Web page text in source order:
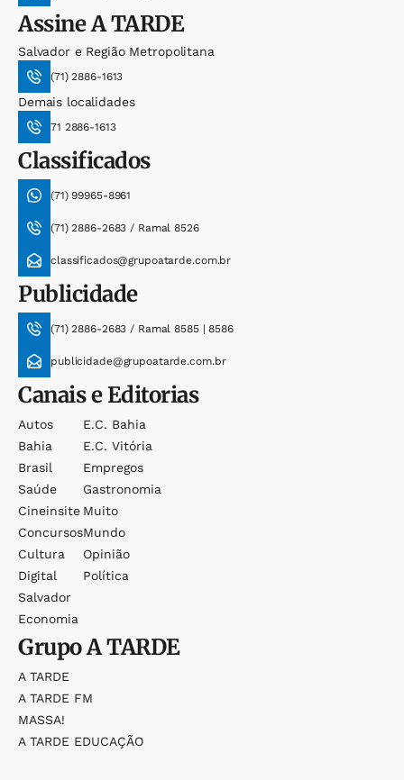
AssineA TARDE
Salvador e Região Metropolitana
(71) 2886-1613
Demais localidades
71 2886-1613
Classificados
(71) 99965-8961
(71) 2886-2683 / Ramal 8526
classificados@grupoatarde.com.br
Publicidade
(71) 2886-2683 / Ramal 8585 | 8586
publicidade@grupoatarde.com.br
Canais e Editorias
Autos
Bahia
Brasil
Saúde
Cineinsite
Concursos
Cultura
Digital
Salvador
Economia
E.c. Bahia
E.c. Vitória
Empregos
Gastronomia
Muito
Mundo
Opinião
Política
GrupoA TARDE
A TARDE
A TARDE FM
MASSA!
A TARDE EDUCAÇÃO